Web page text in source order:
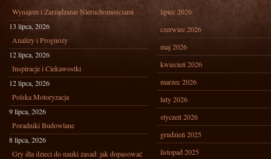
Wynajem i Zarządzanie Nieruchomościami
13 lipca, 2026
Analizy i Prognozy
12 lipca, 2026
Inspiracje i Ciekawostki
12 lipca, 2026
Polska Motoryzacja
9 lipca, 2026
Poradniki Budowlane
8 lipca, 2026
Gry dla dzieci do nauki zasad: jak dopasować
lipiec 2026
czerwiec 2026
maj 2026
kwiecień 2026
marzec 2026
luty 2026
styczeń 2026
grudzień 2025
listopad 2025